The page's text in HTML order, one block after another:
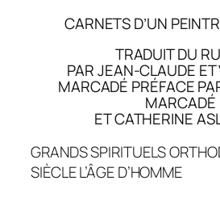
CARNETS D’UN
TRADUIT DU
PAR JEAN-CLAUDE ET
MARCADÉ PRÉFACE
MARCADÉ
ET CATHERINE
GRANDS SPIRITUELS
SIÈCLE L’ÂGE D’HOMME